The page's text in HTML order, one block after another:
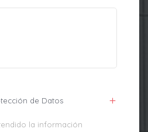
de Datos
la información